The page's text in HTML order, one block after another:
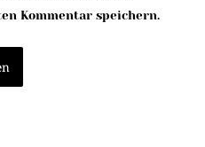
Kommentar speichern.